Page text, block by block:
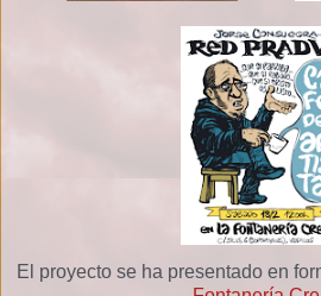
El proyecto se ha presentado en